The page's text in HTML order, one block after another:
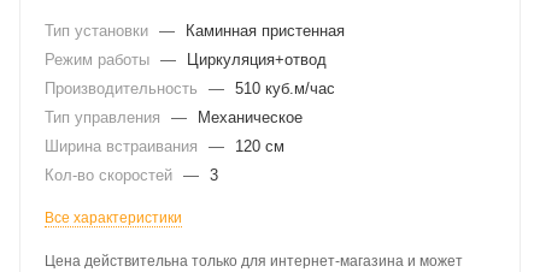
Тип установки —
Каминная пристенная
Режим работы —
Циркуляция+отвод
Производительность
— 510 куб.м/час
Тип управления
—
Механическое
Ширина встраивания
—
120 см
Кол-во скоростей — 3
Все характеристики
Цена действительна только для интернет-магазина и может